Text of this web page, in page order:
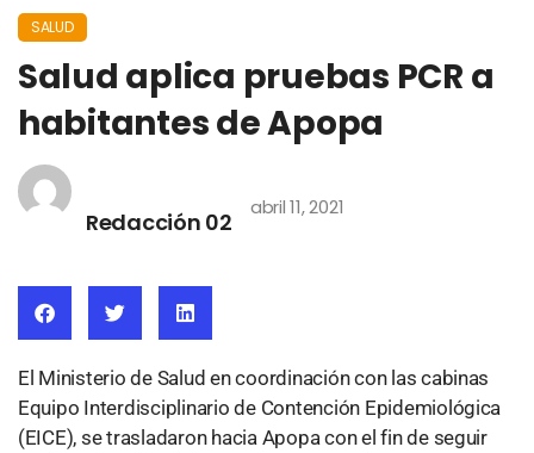
SALUD
Salud aplica pruebas PCR a
habitantes de Apopa
Redacción 02
abril 11, 2021
El Ministerio de Salud en coordinación con las cabinas
Equipo Interdisciplinario de Contención Epidemiológica
(EICE), se trasladaron hacia Apopa con el fin de seguir